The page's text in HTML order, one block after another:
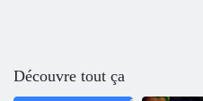
Découvre tout ça